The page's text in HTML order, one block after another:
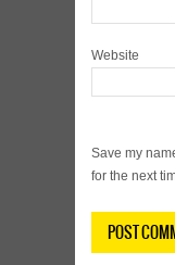
Website
Save my
for the next